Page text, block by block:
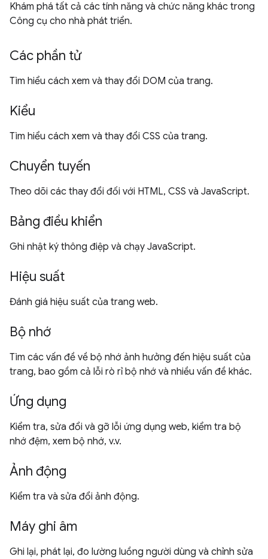
Khám phá tất cả các tính năng và chức năng khác trong
Công cụ cho nhà phát triển.
Các phần tử
Tìm hiểu cách xem và thay đổi DOM của trang.
Kiểu
Tìm hiểu cách xem và thay đổi CSS của trang.
Chuyển tuyến
Theo dõi các thay đổi đối với HTML, CSS và JavaScript.
Bảng điều khiển
Ghi nhật ký thông điệp và chạy JavaScript.
Hiệu suất
Đánh giá hiệu suất của trang web.
Bộ nhớ
Tìm các vấn đề về bộ nhớ ảnh hưởng đến hiệu suất của
trang, bao gồm cả lỗi rò rỉ bộ nhớ và nhiều vấn đề khác.
Ứng dụng
Kiểm tra, sửa đổi và gỡ lỗi ứng dụng web, kiểm tra bộ
nhớ đệm, xem bộ nhớ, v.v.
Ảnh động
Kiểm tra và sửa đổi ảnh động.
Máy ghi âm
Ghi lại, phát lại, đo lường luồng người dùng và chỉnh sửa